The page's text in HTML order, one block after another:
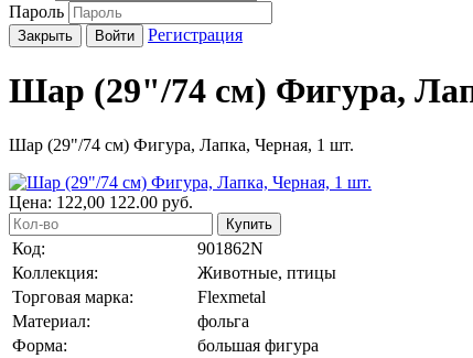
Пароль
Закрыть Войти Регистрация
Шар (29"/74 см) Фигура,
Шар (29"/74 см) Фигура, Лапка, Черная, 1 шт.
Цена: 122,00 122.00 руб.
Купить
Код:
901862N
Коллекция:
Животные, птицы
Торговая марка:
Flexmetal
Материал:
фольга
Форма:
большая фигура